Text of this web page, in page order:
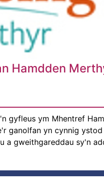
Hamdden
gyfleus ym Mhentref
ganolfan yn cynnig
a gweithgareddau sy'n